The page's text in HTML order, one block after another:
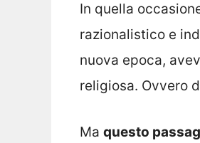
In quella
razionalistico e
nuova epoca,
religiosa. Ovvero
Ma questo